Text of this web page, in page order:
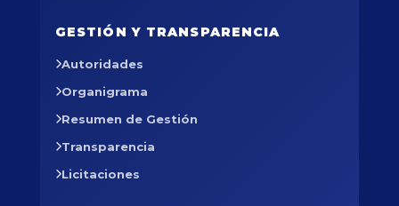
GESTIÓN Y TRANSPARENCIA
Autoridades
Organigrama
Resumen de Gestión
Transparencia
Licitaciones